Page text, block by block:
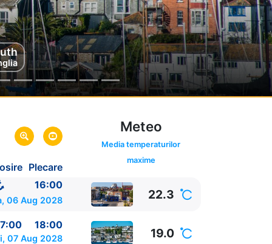
Plecare
Meteo
Media temperaturilor
maxime
16:00
06 Aug 2028 22.3
18:00
07 Aug 2028 19.0